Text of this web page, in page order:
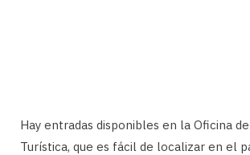
Hay entradas disponibles en la Oficina
Turística, que es fácil de localizar en el